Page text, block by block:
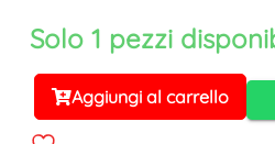
Solo 1 pezzi
Aggiungi al carrello
Alternative: